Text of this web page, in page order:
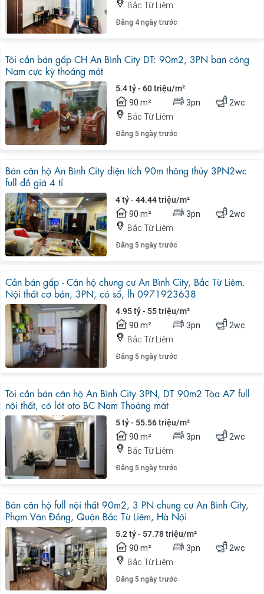
Bắc Từ Liêm
Đăng 4 ngày trước
Tôi cần bán gấp CH An Bình City DT: 90m2, 3PN ban công
Nam cực kỳ thoáng mát
5.4 tỷ - 60 triệu/m²
90 m²
3pn
2wc
Bắc Từ Liêm
Đăng 5 ngày trước
Bán căn hộ An Bình City diện tích 90m thông thủy 3PN2wc
full đồ giá 4 tỉ
4 tỷ - 44.44 triệu/m²
90 m²
3pn
2wc
Bắc Từ Liêm
Đăng 5 ngày trước
Cần bán gấp - Căn hộ chung cư An Bình City, Bắc Từ Liêm.
Nội thất cơ bản, 3PN, có sổ, lh 0971923638
4.95 tỷ - 55 triệu/m²
90 m²
3pn
2wc
Bắc Từ Liêm
Đăng 5 ngày trước
Tôi cần bán căn hộ An Bình City 3PN, DT 90m2 Tòa A7 full
nội thất, có lót oto BC Nam Thoáng mát
5 tỷ - 55.56 triệu/m²
90 m²
3pn
2wc
Bắc Từ Liêm
Đăng 5 ngày trước
Bán căn hộ full nội thất 90m2, 3 PN chung cư An Bình City,
Phạm Văn Đồng, Quận Bắc Từ Liêm, Hà Nội
5.2 tỷ - 57.78 triệu/m²
90 m²
3pn
2wc
Bắc Từ Liêm
Đăng 5 ngày trước